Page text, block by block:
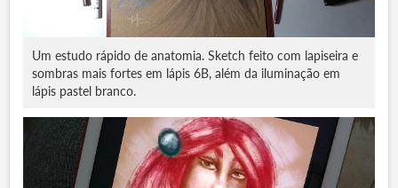
Um estudo rápido de anatomia. Sketch feito com lapiseira e
sombras mais fortes em lápis 6B, além da iluminação em
lápis pastel branco.